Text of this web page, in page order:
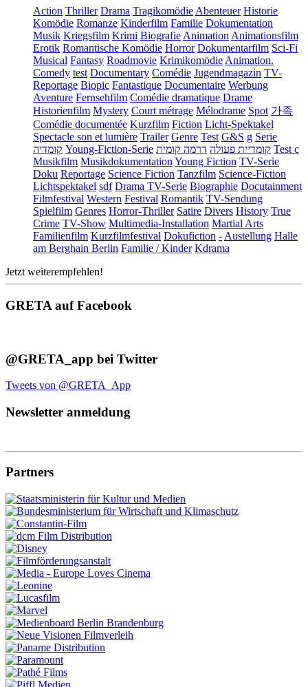
Action Thriller Drama TragikomödieAbenteuer Historie
Komödie Romanze Kinderfilm Familie Dokumentation
Musik Kriegsfilm Krimi BiografieAnimationAnimationsfilm
Erotik Romantische Komödie Horror Dokumentarfilm Sci-Fi
Musical Fantasy Roadmovie KrimikomödieAnimation.
Comedy test Documentary Comédie Jugendmagazin TV-
Reportage Biopic Fantastique Documentaire Werbung
Aventure Fernsehfilm Comédie dramatique Drame
Historienfilm Mystery Court métrage Mélodrame Spot 가족
Comédie documentée Kurzfilm Fiction Licht-Spektakel
Spectacle son et lumière Trailer Genre Test G&S g Serie
קומדיה Young-Fiction-Serie קומדיית פעולה דרמה קומית
Test c
Musikfilm MusikdokumentationYoung Fiction TV-Serie
Doku Reportage Science Fiction Tanzfilm Science-Fiction
Lichtspektakel sdf Drama TV-Serie Biographie Docutainment
Filmfestival Western Festival Romantik TV-Sendung
Spielfilm Genres Horror-Thriller Satire Divers History True
Crime TV-Show Multimedia-Installation Martial Arts
Familienfilm Kurzfilmfestival Dokufiction -Austellung Halle
am Berghain Berlin Familie / Kinder Kdrama
Jetzt weiterempfehlen!
GRETA auf Facebook
@GRETA_app bei Twitter
Tweets von @GRETA_App
Newsletter anmeldung
Partners